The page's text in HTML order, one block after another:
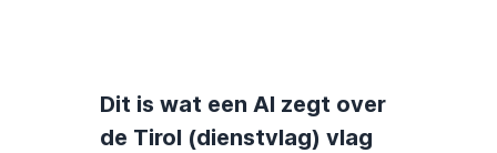
Dit is wat een AI zegt over
de Tirol (dienstvlag) vlag